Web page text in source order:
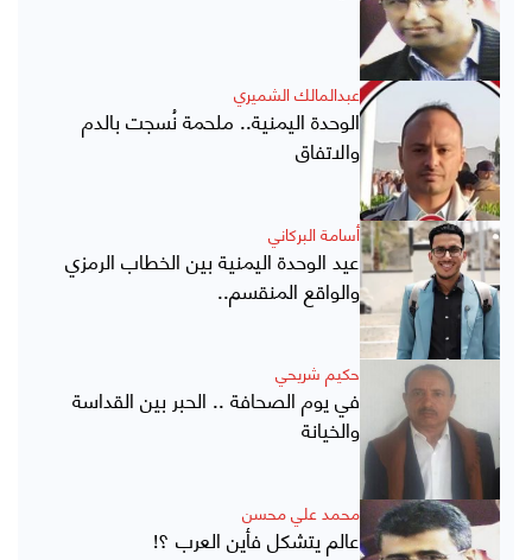
عبدالمالك الشميري
الوحدة اليمنية.. ملحمة نُسجت بالدم
والاتفاق
أسامة البركاني
عيد الوحدة اليمنية بين الخطاب الرمزي
والواقع المنقسم..
حكيم شريحي
في يوم الصحافة .. الحبر بين القداسة
والخيانة
محمد علي محسن
عالم يتشكل فأين العرب ؟!